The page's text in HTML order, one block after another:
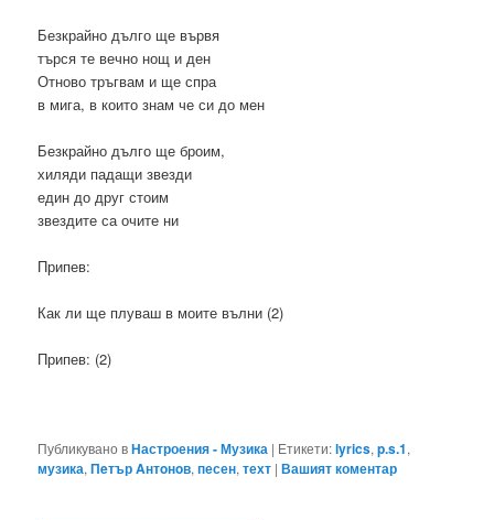
Безкрайно дълго ще вървя
търся те вечно нощ и ден
Отново тръгвам и ще спра
в мига, в които знам че си до мен
Безкрайно дълго ще броим,
хиляди падащи звезди
един до друг стоим
звездите са очите ни
Припев:
Как ли ще плуваш в моите вълни (2)
Припев: (2)
Публикувано вНастроения - Музика | Етикети:lyrics,p.s.1,
музика,Пeтър Aнтoнoв,песен,техт |Вашият коментар